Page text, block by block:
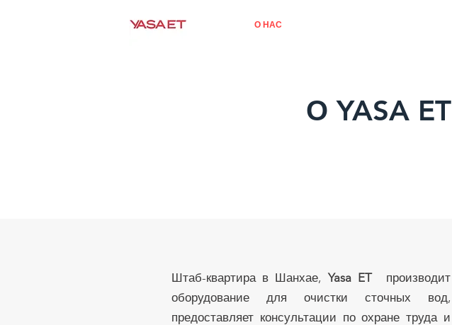
О НАС
О YASA ET
Штаб-квартира в Шанхае, Yasa ET
производит
оборудование для очистки сточных вод,
предоставляет консультации по охране труда и